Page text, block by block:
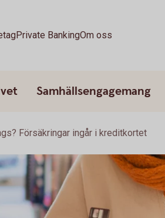
Private BankingOm oss
Samhällsengagemang
Försäkringar ingår i kreditkortet